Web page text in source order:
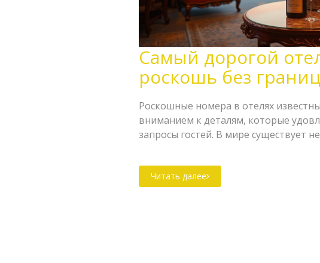
Самый дорогой
роскошь без границ
Роскошные номера в отелях
вниманием к деталям, которые
запросы гостей. В мире существует
похвастаться не только
услугами, которые делают
Читать далее